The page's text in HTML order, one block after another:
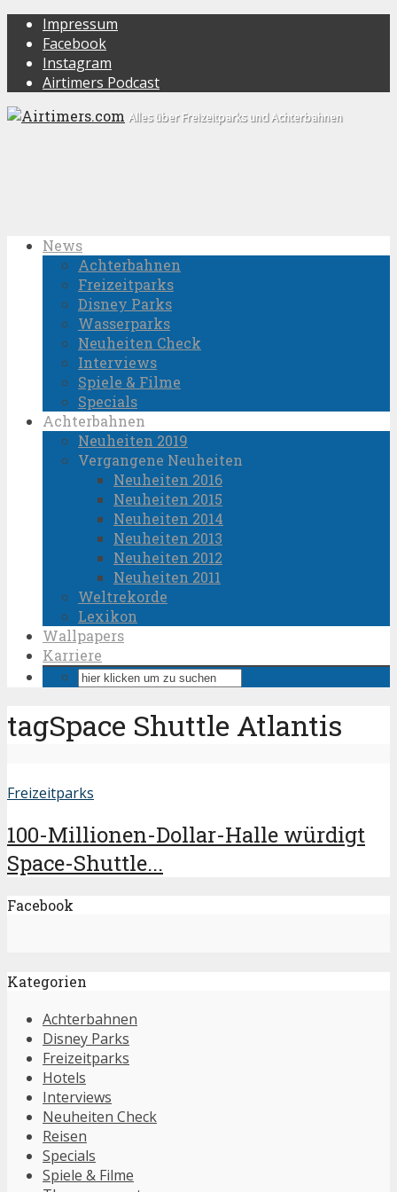
Impressum
Facebook
Instagram
Airtimers Podcast
Alles über Freizeitparks und Achterbahnen
News
Achterbahnen
Freizeitparks
Disney Parks
Wasserparks
Neuheiten Check
Interviews
Spiele & Filme
Specials
Achterbahnen
Neuheiten 2019
Vergangene Neuheiten
Neuheiten 2016
Neuheiten 2015
Neuheiten 2014
Neuheiten 2013
Neuheiten 2012
Neuheiten 2011
Weltrekorde
Lexikon
Wallpapers
Karriere
tagSpace Shuttle Atlantis
Freizeitparks
100-Millionen-Dollar-Halle würdigt
Space-Shuttle...
Facebook
Kategorien
Achterbahnen
Disney Parks
Freizeitparks
Hotels
Interviews
Neuheiten Check
Reisen
Specials
Spiele & Filme